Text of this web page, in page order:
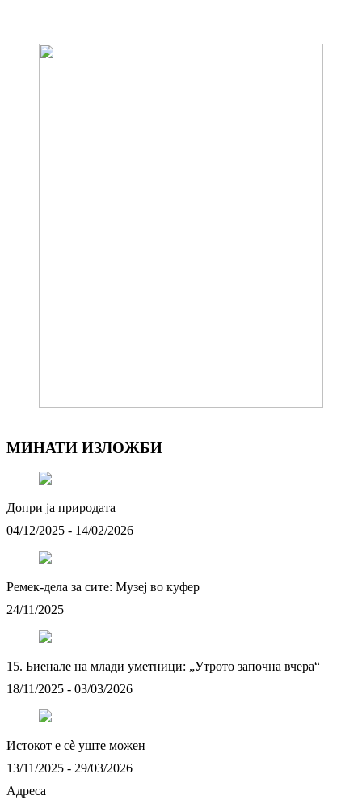
МИНАТИ ИЗЛОЖБИ
Допри ја природата
04/12/2025 - 14/02/2026
Ремек-дела за сите: Музеј во куфер
24/11/2025
15. Биенале на млади уметници: „Утрото започна вчера“
18/11/2025 - 03/03/2026
Истокот e сè уште можен
13/11/2025 - 29/03/2026
Адреса